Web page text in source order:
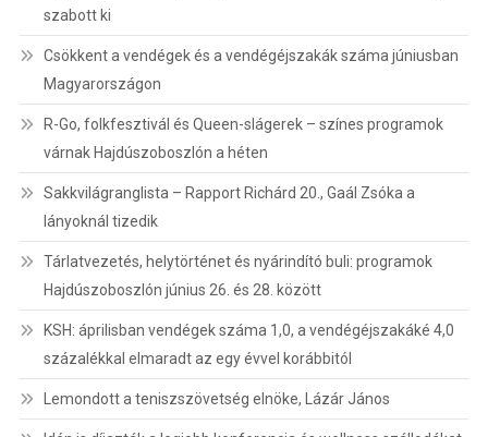
szabott ki
Csökkent a vendégek és a vendégéjszakák száma júniusban
Magyarországon
R-Go, folkfesztivál és Queen-slágerek – színes programok
várnak Hajdúszoboszlón a héten
Sakkvilágranglista – Rapport Richárd 20., Gaál Zsóka a
lányoknál tizedik
Tárlatvezetés, helytörténet és nyárindító buli: programok
Hajdúszoboszlón június 26. és 28. között
KSH: áprilisban vendégek száma 1,0, a vendégéjszakáké 4,0
százalékkal elmaradt az egy évvel korábbitól
Lemondott a teniszszövetség elnöke, Lázár János